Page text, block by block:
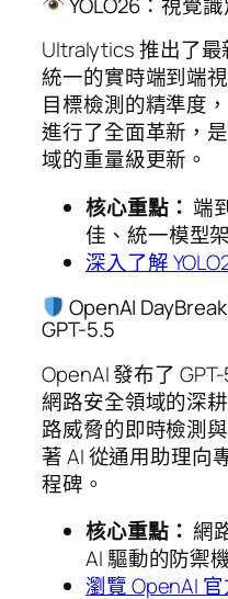
Ultralytics 推出了最
統一的實時端到端
目標檢測的精準度
進行了全面革新，
域的重量級更新。
核心重點： 端
佳、統一模型
深入了解
OpenAI
GPT-5.5
OpenAI 發布了
網路安全領域的深
路威脅的即時檢測
著 AI 從通用助理向
程碑。
核心重點： 網
AI 驅動的防禦
瀏覽 OpenAI